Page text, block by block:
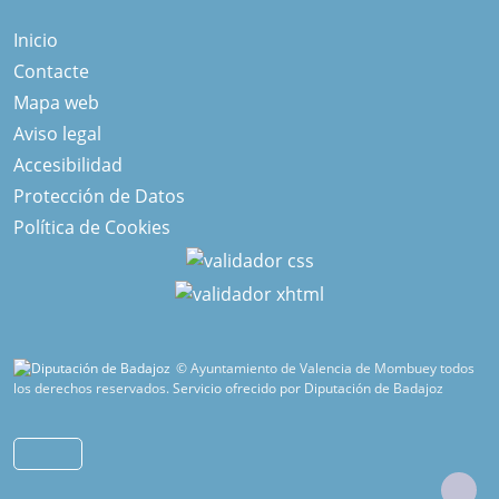
Inicio
Contacte
Mapa web
Aviso legal
Accesibilidad
Protección de Datos
Política de Cookies
© Ayuntamiento de Valencia de Mombuey todos
los derechos reservados.Servicio ofrecido por Diputación de Badajoz